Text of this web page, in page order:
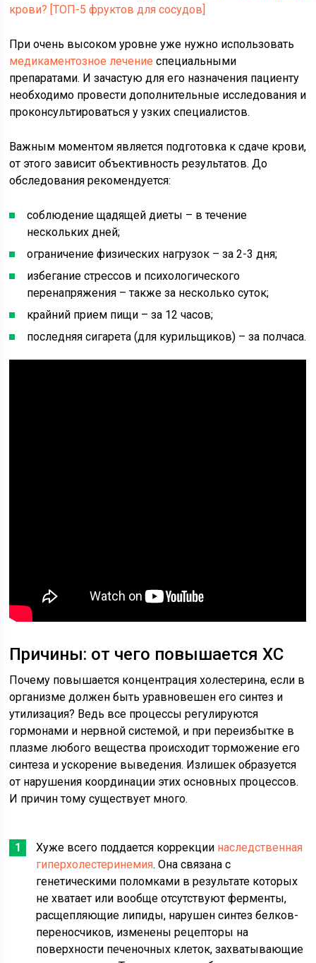
крови? [ТОП-5 фруктов для сосудов]
При очень высоком уровне уже нужно использовать
медикаментозное лечение специальными
препаратами. И зачастую для его назначения пациенту
необходимо провести дополнительные исследования и
проконсультироваться у узких специалистов.
Важным моментом является подготовка к сдаче крови,
от этого зависит объективность результатов. До
обследования рекомендуется:
соблюдение щадящей диеты – в течение
нескольких дней;
ограничение физических нагрузок – за 2-3 дня;
избегание стрессов и психологического
перенапряжения – также за несколько суток;
крайний прием пищи – за 12 часов;
последняя сигарета (для курильщиков) – за полчаса.
Причины: от чего повышается ХС
Почему повышается концентрация холестерина, если в
организме должен быть уравновешен его синтез и
утилизация? Ведь все процессы регулируются
гормонами и нервной системой, и при переизбытке в
плазме любого вещества происходит торможение его
синтеза и ускорение выведения. Излишек образуется
от нарушения координации этих основных процессов.
И причин тому существует много.
Хуже всего поддается коррекции наследственная
гиперхолестеринемия. Она связана с
генетическими поломками в результате которых
не хватает или вообще отсутствуют ферменты,
расщепляющие липиды, нарушен синтез белков-
переносчиков, изменены рецепторы на
поверхности печеночных клеток, захватывающие